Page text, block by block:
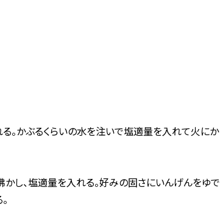
。かぶるくらいの水を注いで塩適量を入れて火にか
し、塩適量を入れる。好みの固さにいんげんをゆで